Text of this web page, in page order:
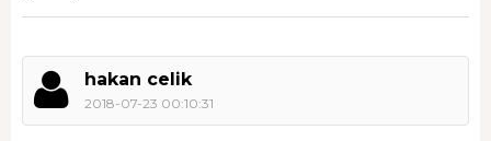
hakan celik
2018-07-23 00:10:31